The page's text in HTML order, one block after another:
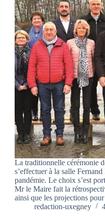
La traditionnelle cérémonie
s’effectuer à la salle
pandémie. Le choix s’est
Mr le Maire fait la
ainsi que les projections
redaction-uxegney